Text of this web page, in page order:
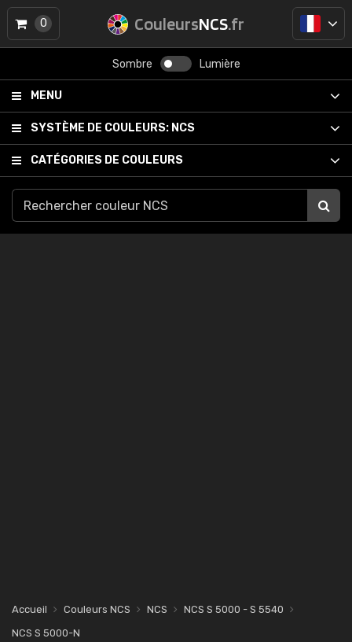
CouleursNCS.fr
Sombre Lumière
MENU
SYSTÈME DE COULEURS: NCS
CATÉGORIES DE COULEURS
0
Accueil Couleurs NCS NCS
NCS S 5000 - S 5540
NCS S 5000-N